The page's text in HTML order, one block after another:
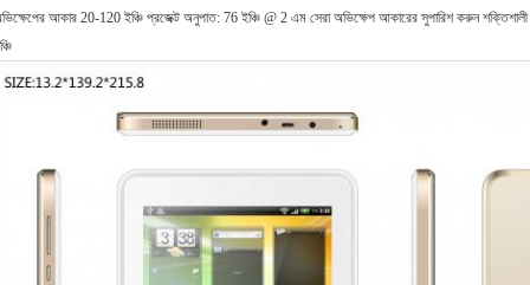
আকার 20-120 ইঞ্চি প্রজেক্ট অনুপাত: 76 ইঞ্চি @ 2 এম সেরা অভিক্ষেপ আকারের সুপারিশ করুন